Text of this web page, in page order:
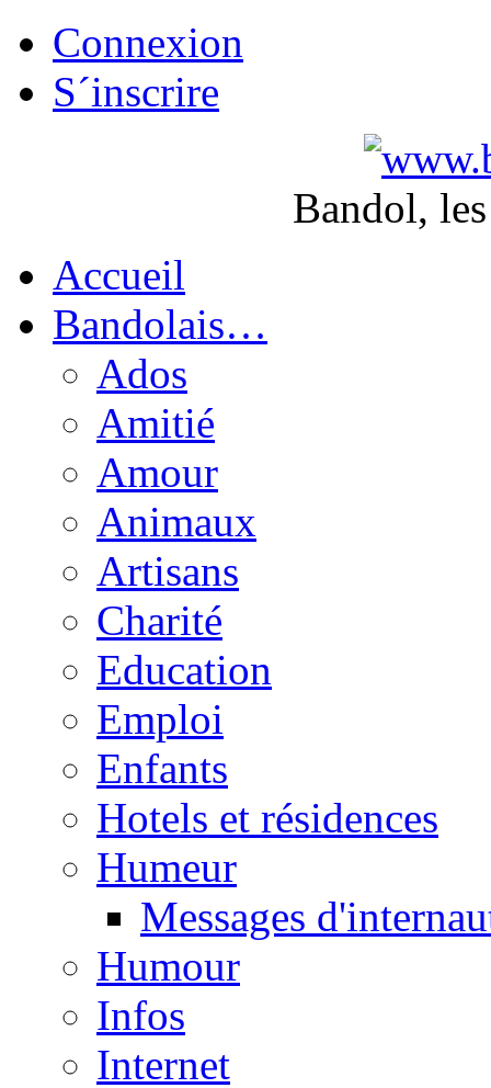
Connexion
S´inscrire
Bandol,
Accueil
Bandolais…
Ados
Amitié
Amour
Animaux
Artisans
Charité
Education
Emploi
Enfants
Hotels et résidences
Humeur
Messages
Humour
Infos
Internet